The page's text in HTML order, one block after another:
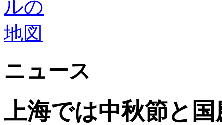
ニュース
上海では中秋節と